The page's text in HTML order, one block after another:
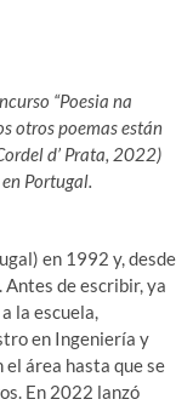
“Poesia na
otros poemas están
d’ Prata, 2022)
Portugal.
en 1992 y, desde
de escribir, ya
la escuela,
en Ingeniería y
área hasta que se
En 2022 lanzó